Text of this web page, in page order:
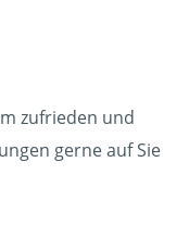
zufrieden und
gerne auf Sie